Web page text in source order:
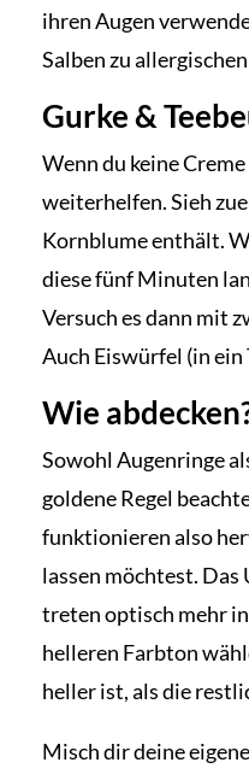
ihren Augen
Salben zu
Gurke &
Wenn du keine
weiterhelfen. Sieh
Kornblume enthält.
diese fünf Minuten
Versuch es dann mit
Auch Eiswürfel (in ein
Wie
Sowohl Augenringe
goldene Regel
funktionieren also
lassen möchtest.
treten optisch mehr
helleren Farbton
heller ist, als die
Misch dir deine